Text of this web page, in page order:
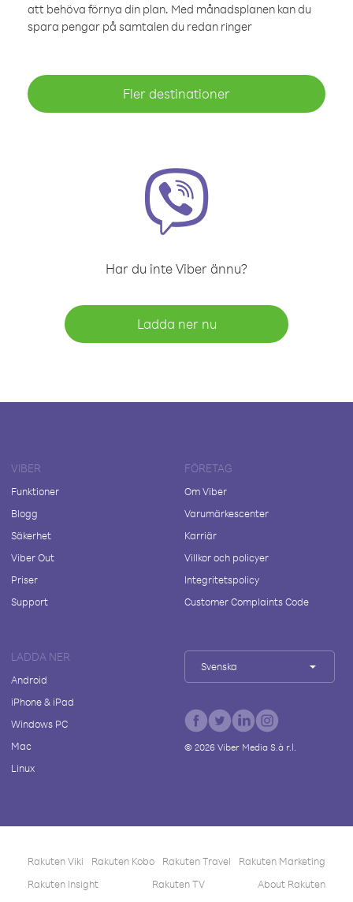
att behöva förnya din plan. Med månadsplanen kan du
spara pengar på samtalen du redan ringer
Fler destinationer
Har du inte Viber ännu?
Ladda ner nu
VIBER
Funktioner
Blogg
Säkerhet
Viber Out
Priser
Support
FÖRETAG
Om Viber
Varumärkescenter
Karriär
Villkor och policyer
Integritetspolicy
Customer Complaints Code
LADDA NER
Android
iPhone & iPad
Windows PC
Mac
Linux
Svenska
© 2026Viber Media S.à r.l.
Rakuten Viki Rakuten Kobo Rakuten Travel
Rakuten Marketing
Rakuten Insight
Rakuten TV About Rakuten